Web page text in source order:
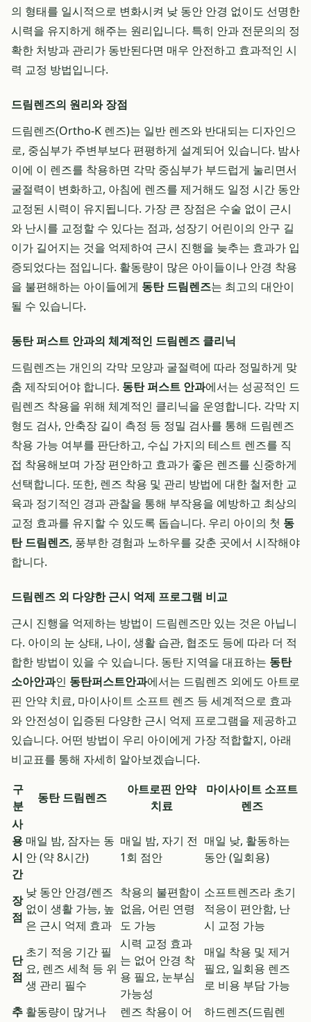
의 형태를 일시적으로 변화시켜 낮 동안 안경 없이도 선명한
시력을 유지하게 해주는 원리입니다. 특히 안과 전문의의 정
확한 처방과 관리가 동반된다면 매우 안전하고 효과적인 시
력 교정 방법입니다.
드림렌즈의 원리와 장점
드림렌즈(Ortho-K 렌즈)는 일반 렌즈와 반대되는 디자인으
로, 중심부가 주변부보다 편평하게 설계되어 있습니다. 밤사
이에 이 렌즈를 착용하면 각막 중심부가 부드럽게 눌리면서
굴절력이 변화하고, 아침에 렌즈를 제거해도 일정 시간 동안
교정된 시력이 유지됩니다. 가장 큰 장점은 수술 없이 근시
와 난시를 교정할 수 있다는 점과, 성장기 어린이의 안구 길
이가 길어지는 것을 억제하여 근시 진행을 늦추는 효과가 입
증되었다는 점입니다. 활동량이 많은 아이들이나 안경 착용
을 불편해하는 아이들에게 동탄 드림렌즈는 최고의 대안이
될 수 있습니다.
동탄 퍼스트 안과의 체계적인 드림렌즈 클리닉
드림렌즈는 개인의 각막 모양과 굴절력에 따라 정밀하게 맞
춤 제작되어야 합니다. 동탄 퍼스트 안과에서는 성공적인 드
림렌즈 착용을 위해 체계적인 클리닉을 운영합니다. 각막 지
형도 검사, 안축장 길이 측정 등 정밀 검사를 통해 드림렌즈
착용 가능 여부를 판단하고, 수십 가지의 테스트 렌즈를 직
접 착용해보며 가장 편안하고 효과가 좋은 렌즈를 신중하게
선택합니다. 또한, 렌즈 착용 및 관리 방법에 대한 철저한 교
육과 정기적인 경과 관찰을 통해 부작용을 예방하고 최상의
교정 효과를 유지할 수 있도록 돕습니다. 우리 아이의 첫 동
탄 드림렌즈, 풍부한 경험과 노하우를 갖춘 곳에서 시작해야
합니다.
드림렌즈 외 다양한 근시 억제 프로그램 비교
근시 진행을 억제하는 방법이 드림렌즈만 있는 것은 아닙니
다. 아이의 눈 상태, 나이, 생활 습관, 협조도 등에 따라 더 적
합한 방법이 있을 수 있습니다. 동탄 지역을 대표하는 동탄
소아안과인 동탄퍼스트안과에서는 드림렌즈 외에도 아트로
핀 안약 치료, 마이사이트 소프트 렌즈 등 세계적으로 효과
와 안전성이 입증된 다양한 근시 억제 프로그램을 제공하고
있습니다. 어떤 방법이 우리 아이에게 가장 적합할지, 아래
비교표를 통해 자세히 알아보겠습니다.
구
분
동탄 드림렌즈
아트로핀 안약
치료
마이사이트 소프트
렌즈
사
용
시
간
매일 밤, 잠자는 동
안 (약 8시간)
매일 밤, 자기 전
1회 점안
매일 낮, 활동하는
동안 (일회용)
장
점
낮 동안 안경/렌즈
없이 생활 가능, 높
은 근시 억제 효과
착용의 불편함이
없음, 어린 연령
도 가능
소프트렌즈라 초기
적응이 편안함, 난
시 교정 가능
단
점
초기 적응 기간 필
요, 렌즈 세척 등 위
생 관리 필수
시력 교정 효과
는 없어 안경 착
용 필요, 눈부심
가능성
매일 착용 및 제거
필요, 일회용 렌즈
로 비용 부담 가능
추 활동량이 많거나
렌즈 착용이 어
하드렌즈(드림렌